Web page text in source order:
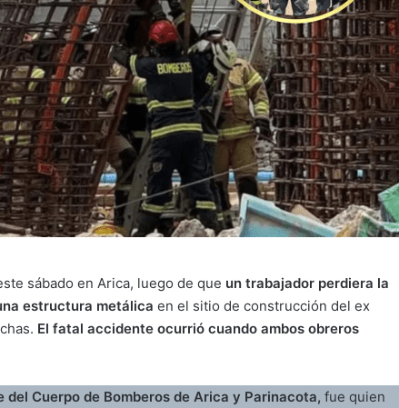
sábado en Arica, luego de que un trabajador perdiera la
estructura metálica en el sitio de construcción del ex
El fatal accidente ocurrió cuando ambos obreros
Cuerpo de Bomberos de Arica y Parinacota, fue quien